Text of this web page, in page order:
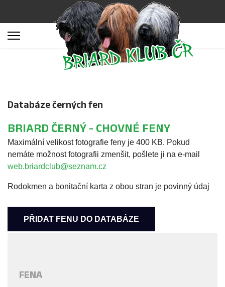
Databáze černých fen
BRIARD ČERNÝ - CHOVNÉ FENY
Maximální velikost fotografie feny je 400 KB. Pokud
nemáte možnost fotografii zmenšit, pošlete ji na e-mail
web.briardclub@seznam.cz
Rodokmen a bonitační karta z obou stran je povinný údaj
PŘIDAT FENU DO DATABÁZE
FENA